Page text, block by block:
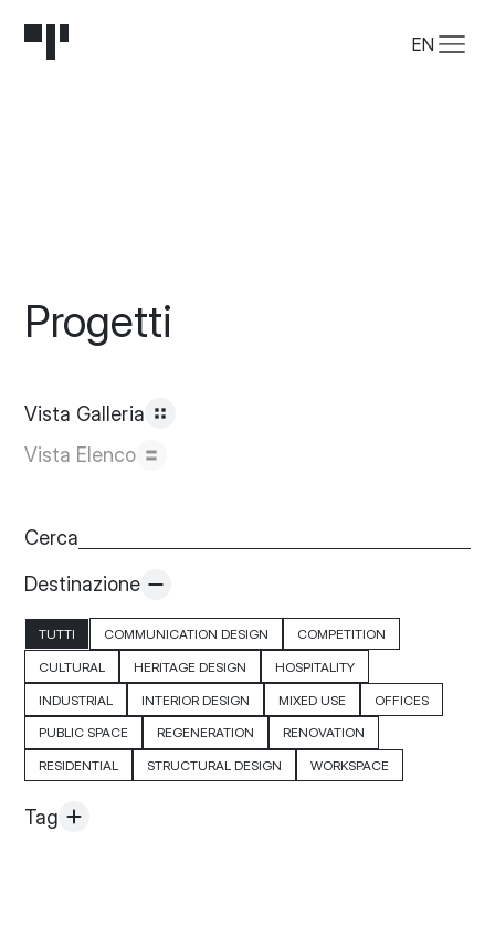
EN
Progetti
Vista Galleria
Vista Elenco
Cerca
Destinazione
TUTTI COMMUNICATION DESIGN
COMPETITION
CULTURAL
HERITAGE DESIGN
HOSPITALITY
INDUSTRIAL
INTERIOR DESIGN MIXED USE
OFFICES
PUBLIC SPACE
REGENERATION
RENOVATION
RESIDENTIAL
STRUCTURAL DESIGN WORKSPACE
Tag